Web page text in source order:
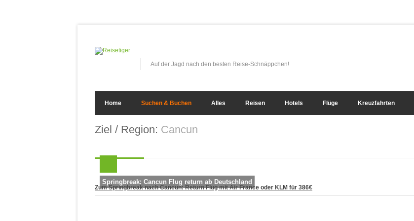
Auf der Jagd nach den besten Reise-Schnäppchen!
Home Suchen & Buchen Alles Reisen Hotels Flüge Kreuzfahrten
Ziel / Region: Cancun
Springbreak: Cancun Flug return ab Deutschland
Zum Springbreak nach Cancun: Return Flug mit Air France oder KLM für 386€